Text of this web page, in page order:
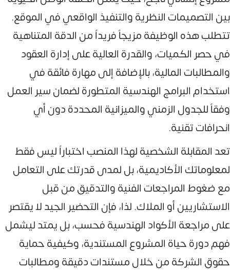
بين التصميمات النظرية والتنفيذ الواقعي في الموقع.
تتطلب هذه الوظيفة مزيجاً فريداً من الدقة المتناهية
في حصر الكميات، والقدرة العالية على إدارة العقود
والمطالبات المالية، بالإضافة إلى مهارة فائقة في
استخدام البرامج الهندسية المتطورة لضمان سير العمل
وفقاً للجدول الزمني والميزانية المحددة دون أي
انحرافات تقنية.
تعد المقابلة الشخصية لهذا المنصب اختباراً ليس فقط
لمعلوماتك الأكاديمية، بل لمدى قدرتك على التعامل
مع ضغوط المراجعات الفنية والتدقيق من قبل
الاستشاريين أو الملاك. لذا، فإن التحضير الجيد لا يقتصر
على مراجعة الأكواد الهندسية فحسب، بل يمتد ليشمل
فهم دورة حياة المشروع المستندية، وكيفية حماية
حقوق الشركة من خلال مستندات دقيقة ومطالبات